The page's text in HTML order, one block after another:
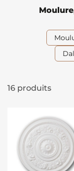
16 produits